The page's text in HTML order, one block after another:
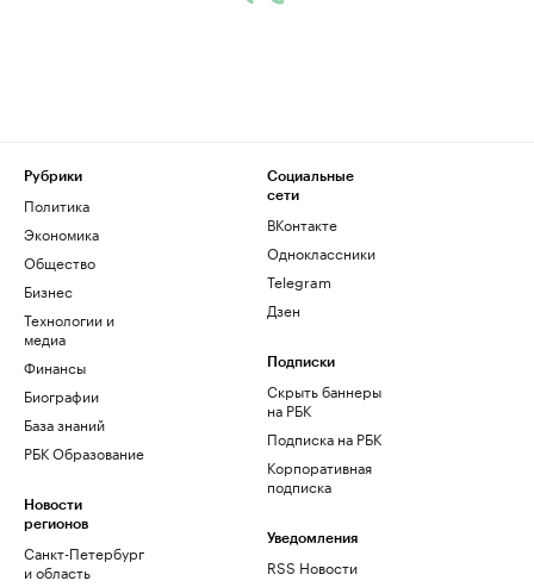
Рубрики
Политика
Экономика
Общество
Бизнес
Технологии и
медиа
Финансы
Биографии
База знаний
РБК Образование
Новости
регионов
Санкт-Петербург
и область
Социальные
сети
ВКонтакте
Одноклассники
Telegram
Дзен
Подписки
Скрыть баннеры
на РБК
Подписка на РБК
Корпоративная
подписка
Уведомления
RSS Новости